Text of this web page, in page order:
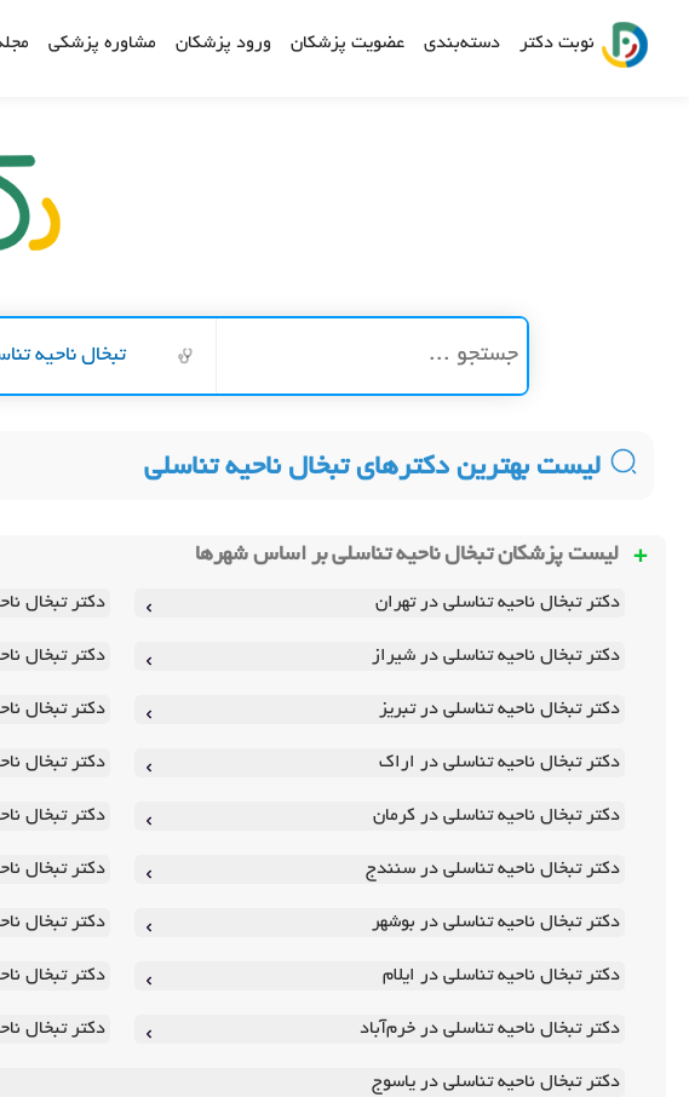
نوبت دکتر دسته‌بندی عضویت پزشکان ورود پزشکان مشاوره پزشکی
تبخال ناحیه
لیست بهترین دکترهای تبخال ناحیه تناسلی
لیست پزشکان تبخال ناحیه تناسلی بر اساس شهرها
دکتر تبخال ناحیه تناسلی در تهران دکتر تبخال
دکتر تبخال ناحیه تناسلی در شیراز دکتر تبخال
دکتر تبخال ناحیه تناسلی در تبریز دکتر تبخال
دکتر تبخال ناحیه تناسلی در اراک دکتر تبخال
دکتر تبخال ناحیه تناسلی در کرمان دکتر تبخال
دکتر تبخال ناحیه تناسلی در سنندج دکتر تبخال
دکتر تبخال ناحیه تناسلی در بوشهر دکتر تبخال
دکتر تبخال ناحیه تناسلی در ایلام دکتر تبخال
دکتر تبخال ناحیه تناسلی در خرم‌آباد دکتر تبخال
دکتر تبخال ناحیه تناسلی در یاسوج